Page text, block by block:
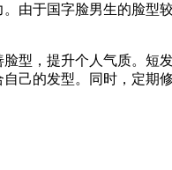
由于国字脸男生的脸
型，提升个人气质。
己的发型。同时，定期